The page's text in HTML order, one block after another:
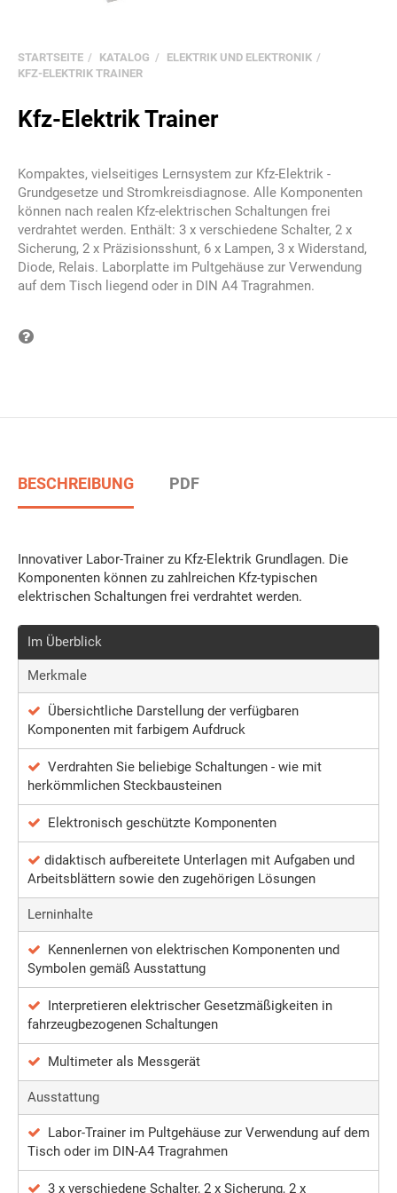
STARTSEITE KATALOG
ELEKTRIK UND ELEKTRONIK
KFZ-ELEKTRIK TRAINER
Kfz-Elektrik Trainer
Kompaktes, vielseitiges Lernsystem zur Kfz-Elektrik -
Grundgesetze und Stromkreisdiagnose. Alle Komponenten
können nach realen Kfz-elektrischen Schaltungen frei
verdrahtet werden. Enthält: 3 x verschiedene Schalter, 2 x
Sicherung, 2 x Präzisionsshunt, 6 x Lampen, 3 x Widerstand,
Diode, Relais. Laborplatte im Pultgehäuse zur Verwendung
auf dem Tisch liegend oder in DIN A4 Tragrahmen.
BESCHREIBUNG PDF
Innovativer Labor-Trainer zu Kfz-Elektrik Grundlagen. Die
Komponenten können zu zahlreichen Kfz-typischen
elektrischen Schaltungen frei verdrahtet werden.
Im Überblick
Merkmale
Übersichtliche Darstellung der verfügbaren
Komponenten mit farbigem Aufdruck
Verdrahten Sie beliebige Schaltungen - wie mit
herkömmlichen Steckbausteinen
Elektronisch geschützte Komponenten
didaktisch aufbereitete Unterlagen mit Aufgaben und
Arbeitsblättern sowie den zugehörigen Lösungen
Lerninhalte
Kennenlernen von elektrischen Komponenten und
Symbolen gemäß Ausstattung
Interpretieren elektrischer Gesetzmäßigkeiten in
fahrzeugbezogenen Schaltungen
Multimeter als Messgerät
Ausstattung
Labor-Trainer im Pultgehäuse zur Verwendung auf dem
Tisch oder im DIN-A4 Tragrahmen
3 x verschiedene Schalter, 2 x Sicherung, 2 x